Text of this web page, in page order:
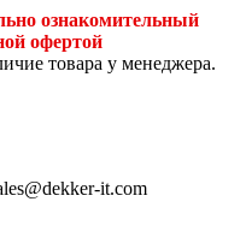
ознакомительный
офертой
товара у менеджера.
it.com